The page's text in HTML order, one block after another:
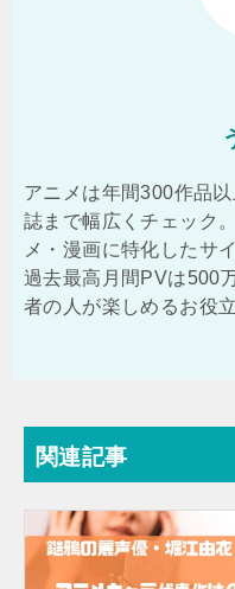
アニメは年間300作品
誌まで幅広くチェック
メ・漫画に特化したサ
過去最高月間PVは500
者の人が楽しめるお役
関連記事